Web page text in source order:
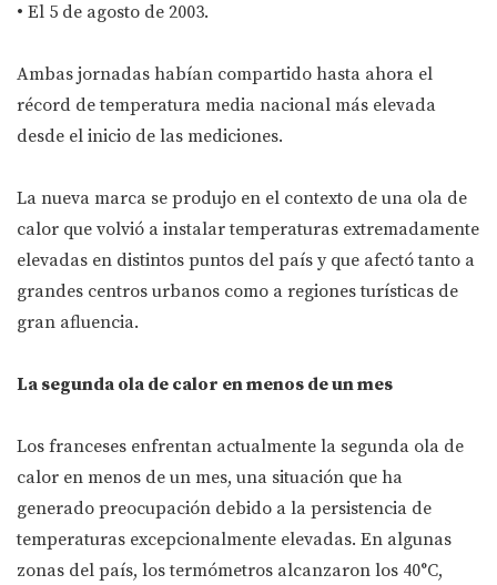
• El 5 de agosto de 2003.
Ambas jornadas habían compartido hasta ahora el
récord de temperatura media nacional más elevada
desde el inicio de las mediciones.
La nueva marca se produjo en el contexto de una ola de
calor que volvió a instalar temperaturas extremadamente
elevadas en distintos puntos del país y que afectó tanto a
grandes centros urbanos como a regiones turísticas de
gran afluencia.
La segunda ola de calor en menos de un mes
Los franceses enfrentan actualmente la segunda ola de
calor en menos de un mes, una situación que ha
generado preocupación debido a la persistencia de
temperaturas excepcionalmente elevadas. En algunas
zonas del país, los termómetros alcanzaron los 40°C,